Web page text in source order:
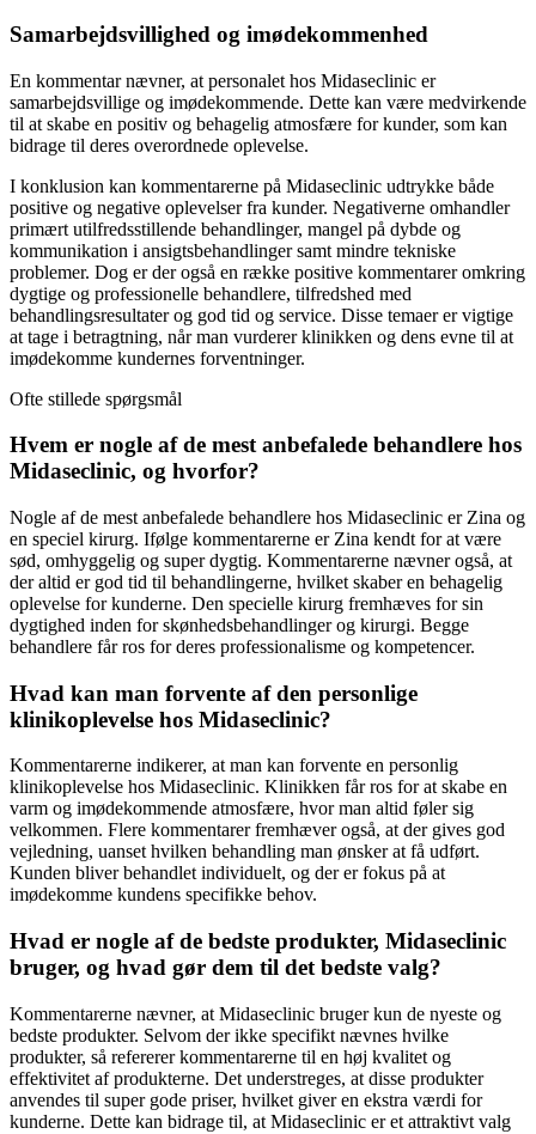
Samarbejdsvillighed og imødekommenhed
En kommentar nævner, at personalet hos Midaseclinic er
samarbejdsvillige og imødekommende. Dette kan være medvirkende
til at skabe en positiv og behagelig atmosfære for kunder, som kan
bidrage til deres overordnede oplevelse.
I konklusion kan kommentarerne på Midaseclinic udtrykke både
positive og negative oplevelser fra kunder. Negativerne omhandler
primært utilfredsstillende behandlinger, mangel på dybde og
kommunikation i ansigtsbehandlinger samt mindre tekniske
problemer. Dog er der også en række positive kommentarer omkring
dygtige og professionelle behandlere, tilfredshed med
behandlingsresultater og god tid og service. Disse temaer er vigtige
at tage i betragtning, når man vurderer klinikken og dens evne til at
imødekomme kundernes forventninger.
Ofte stillede spørgsmål
Hvem er nogle af de mest anbefalede behandlere hos
Midaseclinic, og hvorfor?
Nogle af de mest anbefalede behandlere hos Midaseclinic er Zina og
en speciel kirurg. Ifølge kommentarerne er Zina kendt for at være
sød, omhyggelig og super dygtig. Kommentarerne nævner også, at
der altid er god tid til behandlingerne, hvilket skaber en behagelig
oplevelse for kunderne. Den specielle kirurg fremhæves for sin
dygtighed inden for skønhedsbehandlinger og kirurgi. Begge
behandlere får ros for deres professionalisme og kompetencer.
Hvad kan man forvente af den personlige
klinikoplevelse hos Midaseclinic?
Kommentarerne indikerer, at man kan forvente en personlig
klinikoplevelse hos Midaseclinic. Klinikken får ros for at skabe en
varm og imødekommende atmosfære, hvor man altid føler sig
velkommen. Flere kommentarer fremhæver også, at der gives god
vejledning, uanset hvilken behandling man ønsker at få udført.
Kunden bliver behandlet individuelt, og der er fokus på at
imødekomme kundens specifikke behov.
Hvad er nogle af de bedste produkter, Midaseclinic
bruger, og hvad gør dem til det bedste valg?
Kommentarerne nævner, at Midaseclinic bruger kun de nyeste og
bedste produkter. Selvom der ikke specifikt nævnes hvilke
produkter, så refererer kommentarerne til en høj kvalitet og
effektivitet af produkterne. Det understreges, at disse produkter
anvendes til super gode priser, hvilket giver en ekstra værdi for
kunderne. Dette kan bidrage til, at Midaseclinic er et attraktivt valg